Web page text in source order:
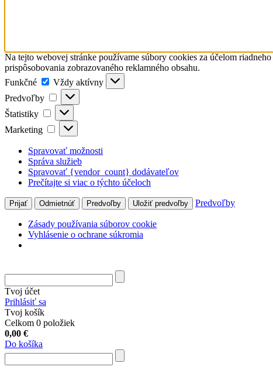
Na tejto webovej stránke používame súbory cookies za účelom
prispôsobovania zobrazovaného reklamného obsahu.
Funkčné
Funkčné
Vždy aktívny
Predvoľby
Predvoľby
Štatistiky Štatistiky
Marketing Marketing
Spravovať možnosti
Správa služieb
Spravovať {vendor_count} dodávateľov
Prečítajte si viac o týchto účeloch
Prijať Odmietnúť Predvoľby Uložiť predvoľby Predvoľby
Zásady používania súborov cookie
Vyhlásenie o ochrane súkromia
Tvoj účet
Prihlásiť sa
Tvoj košík
Celkom 0 položiek
0,00 €
Do košíka